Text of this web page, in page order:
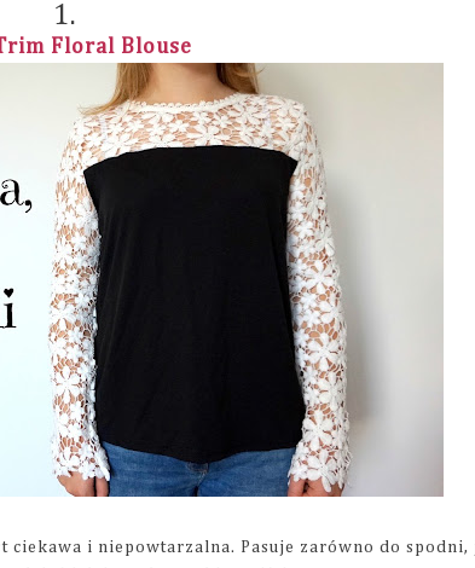
1.
Floral Blouse
ciekawa i niepowtarzalna. Pasuje zarówno do spodni,